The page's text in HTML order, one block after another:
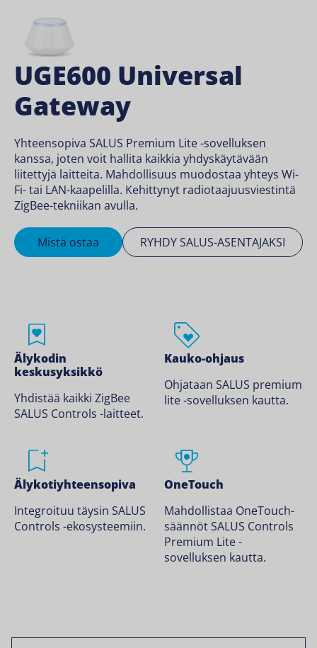
UGE600 Universal
Gateway
Yhteensopiva SALUS Premium Lite -sovelluksen
kanssa, joten voit hallita kaikkia yhdyskäytävään
liitettyjä laitteita. Mahdollisuus muodostaa yhteys Wi-
Fi- tai LAN-kaapelilla. Kehittynyt radiotaajuusviestintä
ZigBee-tekniikan avulla.
Mistä ostaa RYHDY SALUS-ASENTAJAKSI
Älykodin
keskusyksikkö
Yhdistää kaikki ZigBee
SALUS Controls -laitteet.
Kauko-ohjaus
Ohjataan SALUS premium
lite -sovelluksen kautta.
Älykotiyhteensopiva
Integroituu täysin SALUS
Controls -ekosysteemiin.
OneTouch
Mahdollistaa OneTouch-
säännöt SALUS Controls
Premium Lite -
sovelluksen kautta.